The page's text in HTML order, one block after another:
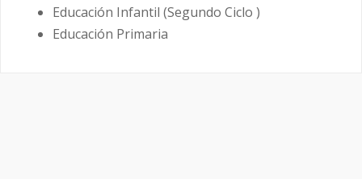
Educación Infantil (Segundo Ciclo )
Educación Primaria